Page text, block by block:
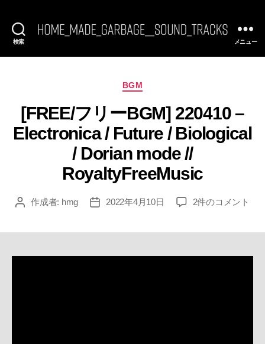
検索
BGM]
SoundTracks
メニュー
カ
ゴ
リ
ー
BGM
[FREE/フリーBGM] 220410 –
Electronica / Future / Biological
/ Dorian mode //
RoyaltyFreeMusic
投 作成者: hmg
投
2022年4月10日
[FREE/
2件のコメント